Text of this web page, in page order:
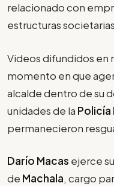
relacionado con
estructuras
Videos difundidos en
momento en que
alcalde dentro de su
unidades de la Policía
permanecieron
Darío Macas ejerce
de Machala, cargo